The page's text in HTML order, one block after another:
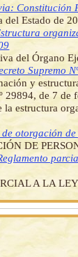
Constitución
del Estado de
del Órgano
Supremo
y
29894, de 7
la estructura
otorgación
DE
A LA